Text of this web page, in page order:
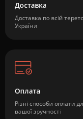
Доставка
Доставка по всій
України
Оплата
Різні способи оплати
вашої зручності